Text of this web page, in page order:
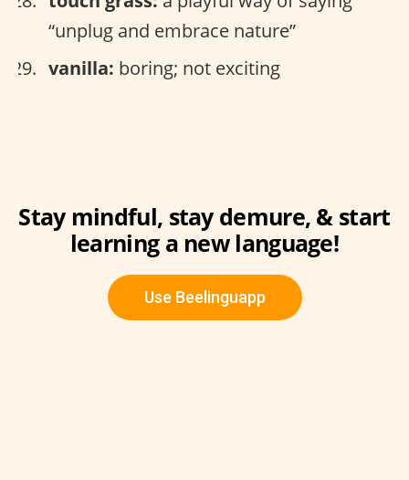
“unplug and embrace nature”
vanilla: boring; not exciting
Stay mindful, stay demure, & start
learning a new language!
Use Beelinguapp